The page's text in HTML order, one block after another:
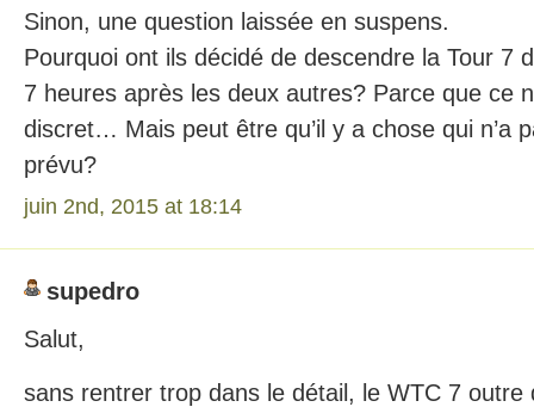
Sinon, une question laissée en suspens.
Pourquoi ont ils décidé de descendre la Tour 7
7 heures après les deux autres? Parce que ce
discret… Mais peut être qu’il y a chose qui n’a
prévu?
juin 2nd, 2015 at 18:14
supedro
Salut,
sans rentrer trop dans le détail, le WTC 7 outre